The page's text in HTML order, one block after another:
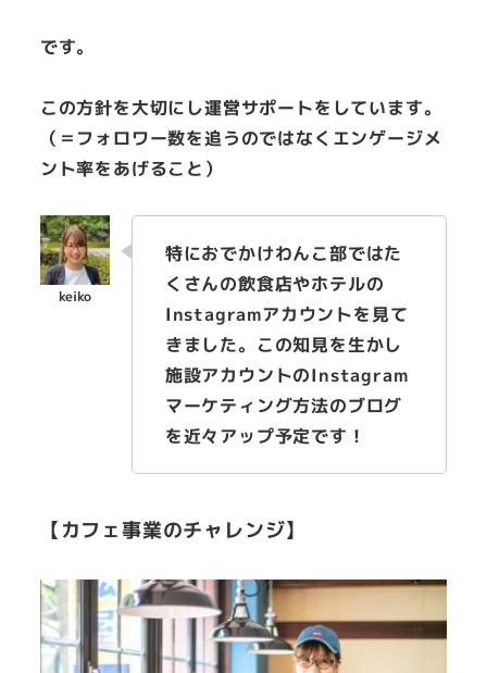
です。
この方針を大切にし運営サポートをしています。
（＝フォロワー数を追うのではなくエンゲージメ
ント率をあげること）
特におでかけわんこ部ではた
くさんの飲食店やホテルの
Instagramアカウントを見て
きました。この知見を生かし
施設アカウントのInstagram
マーケティング方法のブログ
を近々アップ予定です！
【カフェ事業のチャレンジ】